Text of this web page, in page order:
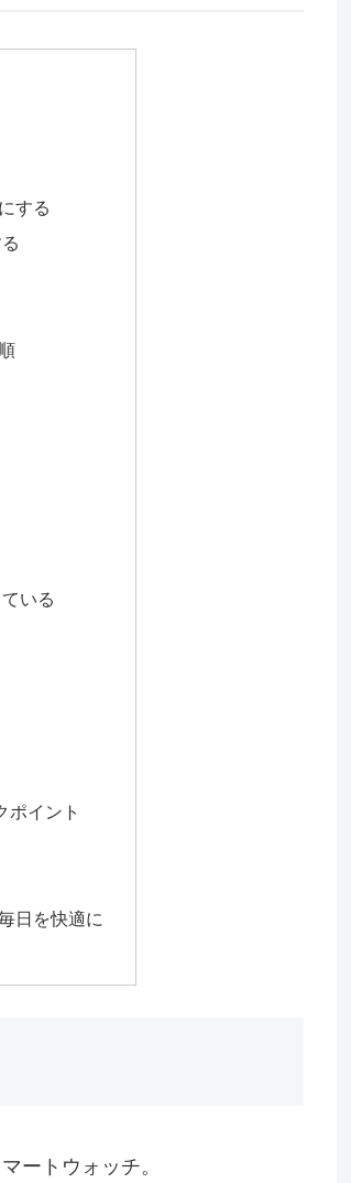
する
いる
ポイント
日を快適に
ートウォッチ。